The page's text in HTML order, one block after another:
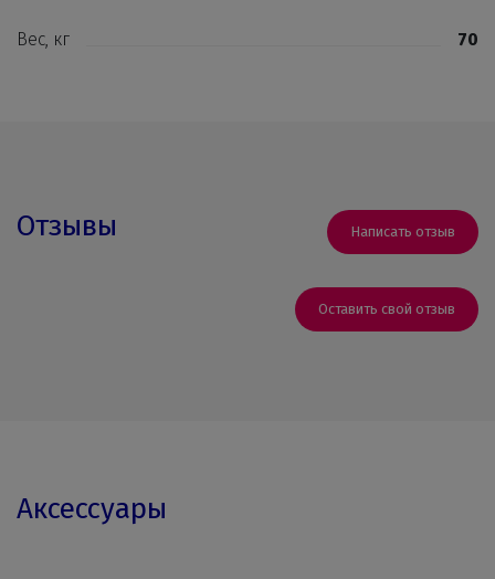
Вес, кг 70
Отзывы Написать отзыв
Оставить свой отзыв
Аксессуары